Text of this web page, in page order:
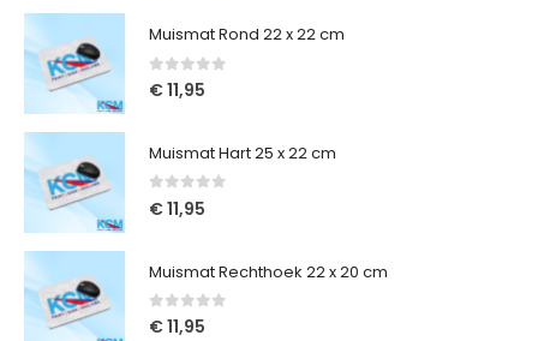
Muismat Rond 22 x 22 cm
0out of 5
€11,95
Muismat Hart 25 x 22 cm
0out of 5
€11,95
Muismat Rechthoek 22 x 20 cm
0out of 5
€11,95